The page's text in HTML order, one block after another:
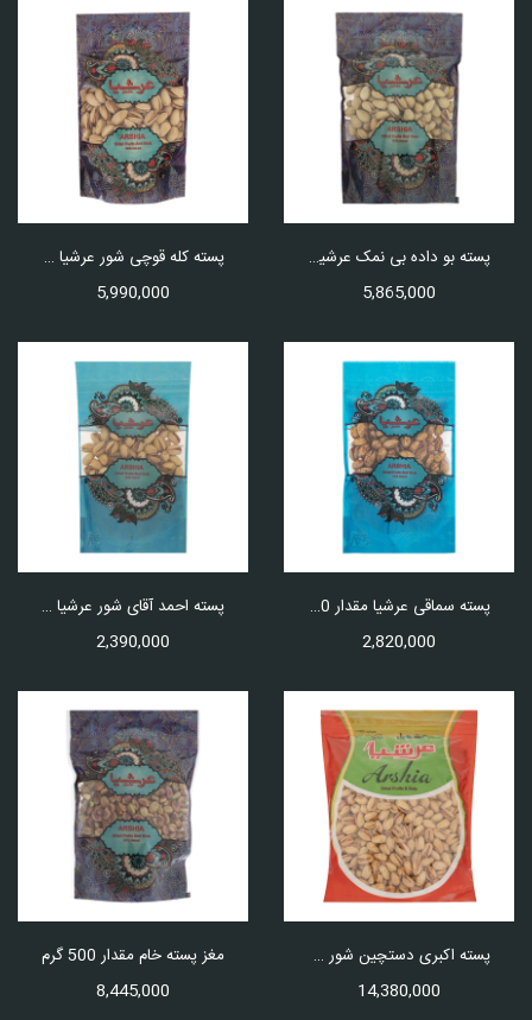
پسته بو داده بی نمک عرشیا مقدار 500 گرم
5,865,000
پسته کله قوچی شور عرشیا مقدار 500 گرم
5,990,000
پسته سماقی عرشیا مقدار 250 گرم
2,820,000
پسته احمد آقای شور عرشیا مقدار 250 گرم
2,390,000
پسته اکبری دستچین شور عرشیا 1 کیلوگرم
14,380,000
مغز پسته خام مقدار 500 گرم
8,445,000